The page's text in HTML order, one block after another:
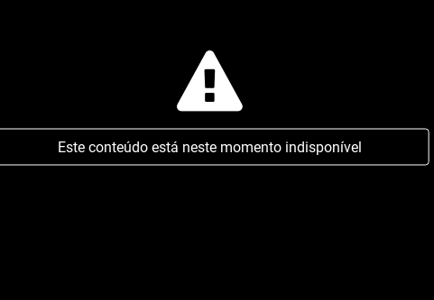
Este conteúdo está neste momento indisponível